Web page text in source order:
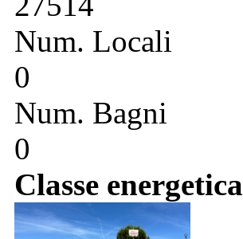
Num. Locali
0
Num. Bagni
0
Classe energetica